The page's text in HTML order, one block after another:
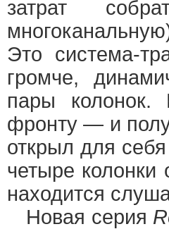
затрат
Это система-
громче,
пары колонок.
фронту — и
открыл для
четыре колонки
находится
Новая серия